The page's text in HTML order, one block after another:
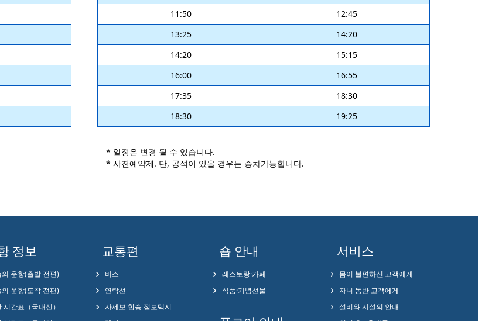
11:50
12:45
13:25
14:20
14:20
15:15
16:00
16:55
17:35
18:30
18:30
19:25
* 일정은 변경 될 수 있습니다.
* 사전예약제. 단, 공석이 있을 경우는 승차가능합니다.
정보
의 운항(출발 전편)
의 운항(도착 전편)
시간표（국내선）
교통편
버스
연락선
사세보 합승 점보택시
숍 안내
레스토랑·카페
식품·기념선물
서비스
몸이 불편하신 고객에게
자녀 동반 고객에게
설비와 시설의 안내